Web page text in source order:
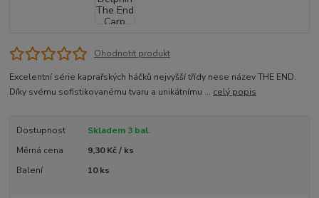
Ohodnotit produkt
Excelentní série kaprařských háčků nejvyšší třídy nese název THE END.
Díky svému sofistikovanému tvaru a unikátnímu ... celý popis
Dostupnost
Skladem 3 bal.
Měrná cena
9,30 Kč / ks
Balení
10 ks